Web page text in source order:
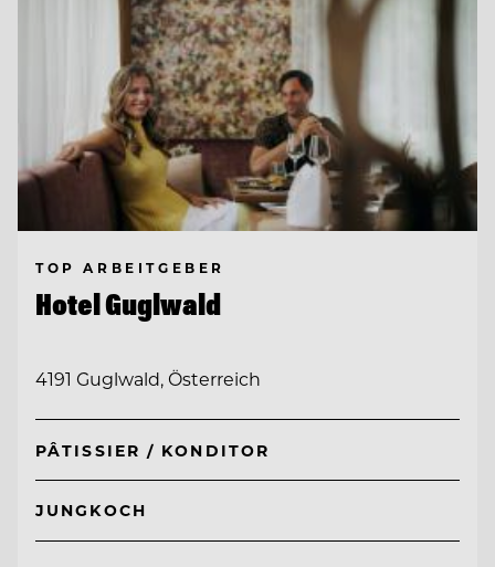
TOP ARBEITGEBER
Hotel Guglwald
4191 Guglwald, Österreich
PÂTISSIER / KONDITOR
JUNGKOCH